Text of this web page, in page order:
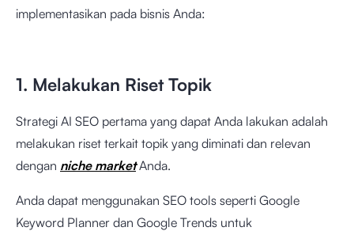
implementasikan pada bisnis Anda:
1. Melakukan Riset Topik
Strategi AI SEO pertama yang dapat Anda lakukan adalah
melakukan riset terkait topik yang diminati dan relevan
dengan niche marketAnda.
Anda dapat menggunakan SEO tools seperti Google
Keyword Planner dan Google Trends untuk